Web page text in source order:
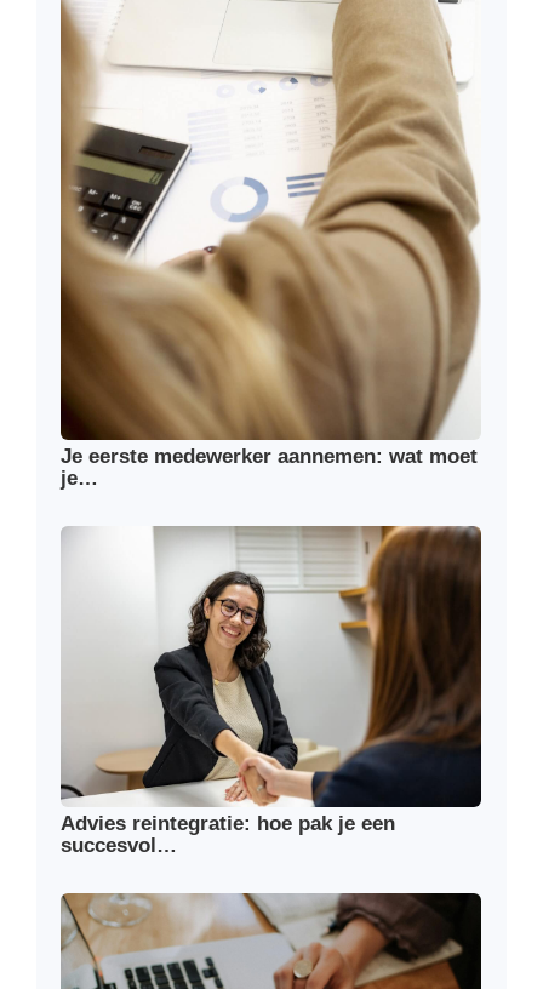
Je eerste medewerker aannemen: wat moet
je…
Advies reintegratie: hoe pak je een
succesvol…